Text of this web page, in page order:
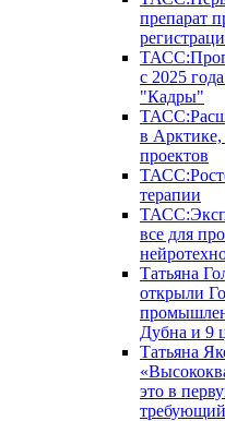
препарат
с 2025
"Кадры"
в Арктике,
проектов
терапии
все для
Татьяна
открыли
Дубна и 9
Татьяна
это в